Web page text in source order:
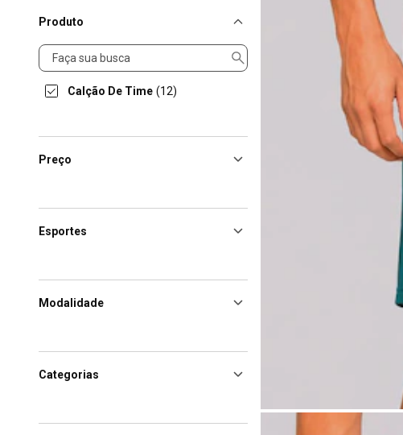
Produto
Produto
Calção De Time (12)
Preço
Esportes
Modalidade
Categorias